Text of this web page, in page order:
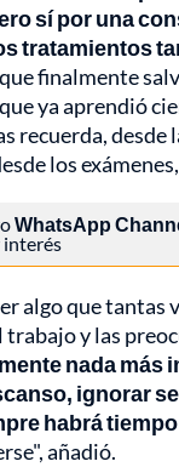
sí por una
tratamientos
que finalmente
ya aprendió
recuerda, desde
los
WhatsApp
interés
algo que tantas
trabajo y las
nada más
ignorar
habrá
añadió.